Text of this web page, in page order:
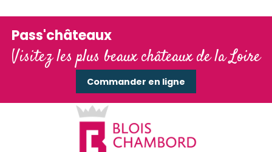
Pass'châteaux
Visitez les plus beaux châteaux de la Loire
Commander en ligne